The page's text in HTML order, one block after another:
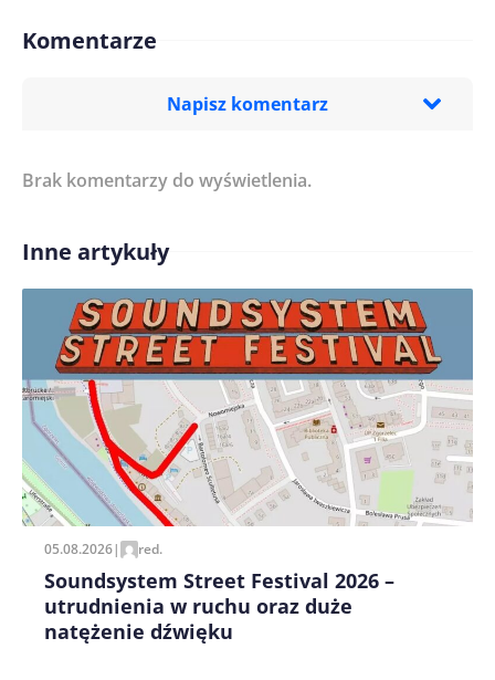
Komentarze
Napisz komentarz
Treść komentarza*
Imię/ Nick*
Zapamiętaj moje dane w tej przeglądarce podczas
pisania kolejnych komentarzy.
Brak komentarzy do wyświetlenia.
Inne artykuły
05.08.2026| red.
Soundsystem Street Festival 2026 –
utrudnienia w ruchu oraz duże
natężenie dźwięku